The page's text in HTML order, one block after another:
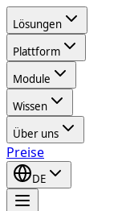
Lösungen
Plattform
Module
Wissen
Über uns
Preise
DE